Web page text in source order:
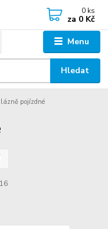
Menu
Hledat
0 ks
za 0 Kč
pojízdné